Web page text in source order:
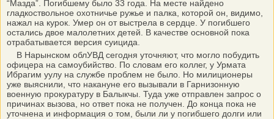
“Мазда”. Погибшему было 33 года. На месте найдено
гладкоствольное охотничье ружье и палка, которой он, видимо,
нажал на курок. Умер он от выстрела в сердце. У погибшего
остались двое малолетних детей. В качестве основной пока
отрабатывается версия суицида.
В Нарынском облУВД сегодня уточняют, что могло побудить
офицера на самоубийство. По словам его коллег, у Урмата
Ибрагим уулу на службе проблем не было. Но милиционеры
уже выяснили, что накануне его вызывали в Гарнизонную
военную прокуратуру в Балыкчы. Туда уже отправлен запрос о
причинах вызова, но ответ пока не получен. До конца пока не
уточнена и информация о том, были ли у погибшего долги или